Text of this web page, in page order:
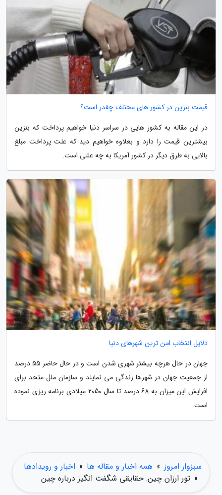
قیمت بنزین در کشور های مختلف چقدر است؟
در این مقاله به کشور هایی در سراسر دنیا خواهیم پرداخت که بنزین
بیشترین قیمت را دارد و بعلاوه خواهیم دید که علت پرداخت مبلغ
بالایی به طرق دیگر در کشور آمریکا به چه علتی است.
دلایل انتخاب امن ترین شهرهای دنیا
جهان در حال هرچه بیشتر شهری شدن است و در حال حاضر 55 درصد
از جمعیت جهان در شهرها زندگی می نمایند و سازمان ملل متحد برای
افزایش این میزان به 68 درصد تا سال 2050 میلادی برنامه ریزی نموده
است.
سبزوار امروز » همه اخبار و مقاله ها » اخبار و رویدادها
» تور ارزان چین: حقایقی شگفت انگیز درباره چین